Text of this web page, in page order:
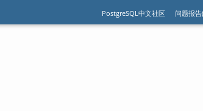
PostgreSQL中文社区 问题报